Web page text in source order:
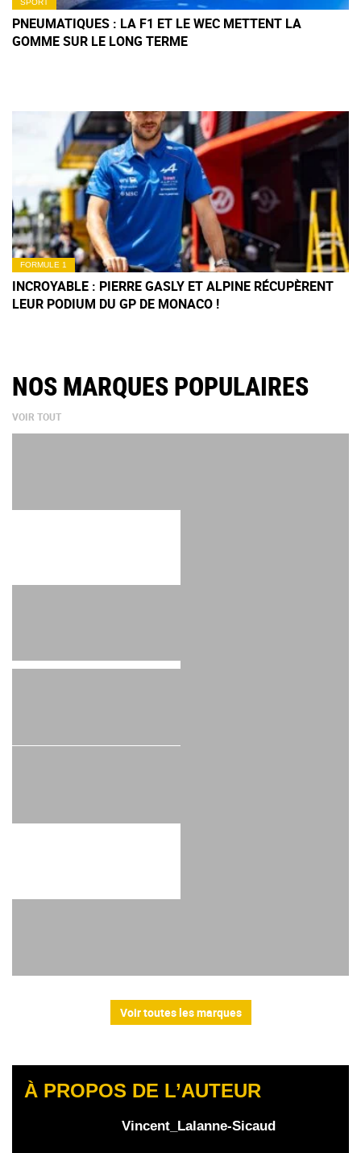
SPORT
PNEUMATIQUES : LA F1 ET LE WEC METTENT LA
GOMME SUR LE LONG TERME
FORMULE 1
INCROYABLE : PIERRE GASLY ET ALPINE RÉCUPÈRENT
LEUR PODIUM DU GP DE MONACO !
NOS MARQUES POPULAIRES
VOIR TOUT
Voir toutes les marques
À PROPOS DE L’AUTEUR
Vincent_Lalanne-Sicaud